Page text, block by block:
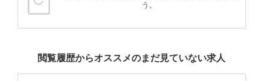
う。
閲覧履歴からオススメのまだ見ていない求人